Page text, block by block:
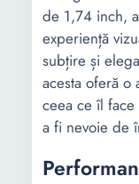
de 1,74 inch,
experiență
subțire și
acesta oferă o
ceea ce îl
a fi nevoie de